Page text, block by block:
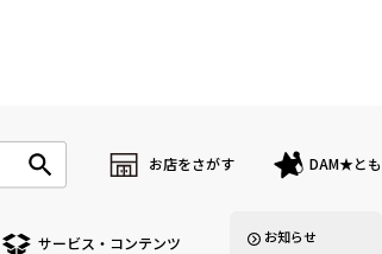
お店をさがす DAM★とも
サービス・コンテンツ
お知らせ